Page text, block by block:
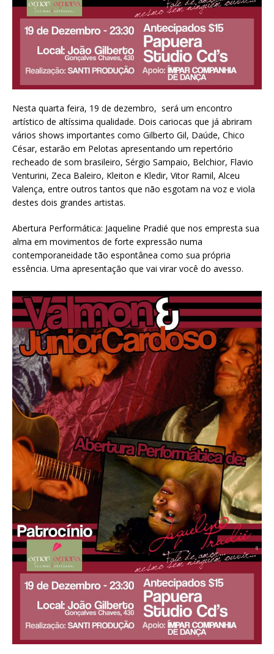
Nesta quarta feira, 19 de dezembro, será um encontro
artístico de altíssima qualidade. Dois cariocas que já abriram
vários shows importantes como Gilberto Gil, Daúde, Chico
César, estarão em Pelotas apresentando um repertório
recheado de som brasileiro, Sérgio Sampaio, Belchior, Flavio
Venturini, Zeca Baleiro, Kleiton e Kledir, Vitor Ramil, Alceu
Valença, entre outros tantos que não esgotam na voz e viola
destes dois grandes artistas.
Abertura Performática: Jaqueline Pradié que nos empresta sua
alma em movimentos de forte expressão numa
contemporaneidade tão espontânea como sua própria
essência. Uma apresentação que vai virar você do avesso.